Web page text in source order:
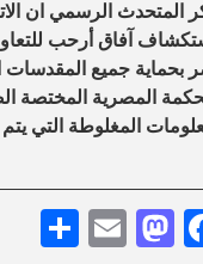
المتحدث الرسمي ان
آفاق أرحب
بحماية جميع المقدسات
المصرية المختصة
المغلوطة التي
Facebook
Email